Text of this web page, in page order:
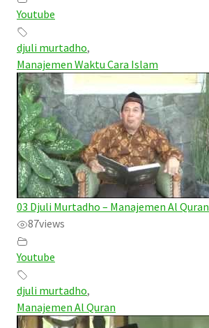
Youtube
djuli murtadho,
Manajemen Waktu Cara Islam
03 Djuli Murtadho – Manajemen Al Quran
87views
Youtube
djuli murtadho,
Manajemen Al Quran